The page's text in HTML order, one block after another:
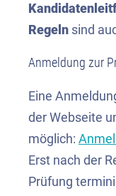
Regeln sind
Anmeldung zur
Eine
der Webseite
möglich:
Erst nach der
Prüfung